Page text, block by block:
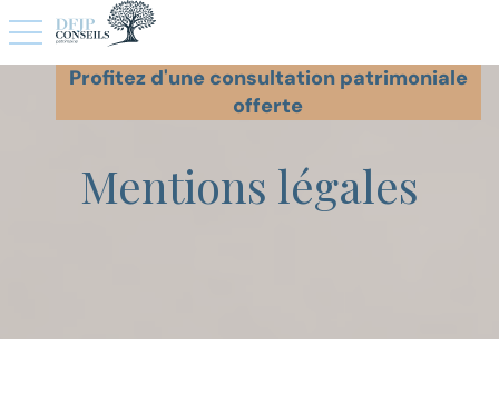
Profitez d'une consultation patrimoniale
offerte
toggle navigation
Mentions légales